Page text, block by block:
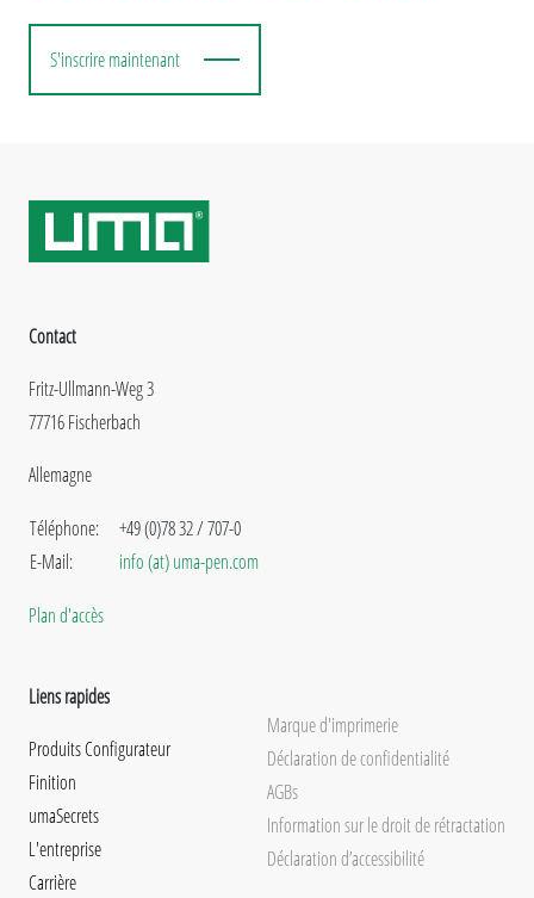
S'inscrire maintenant
Contact
Fritz-Ullmann-Weg 3
77716 Fischerbach
Allemagne
Téléphone:
E-Mail:
+49 (0)78 32 / 707-0
info (at) uma-pen.com
Plan d'accès
Liens rapides
Produits Configurateur
Finition
umaSecrets
L'entreprise
Carrière
Marque d'imprimerie
Déclaration de confidentialité
AGBs
Information sur le droit de rétractation
Déclaration d’accessibilité